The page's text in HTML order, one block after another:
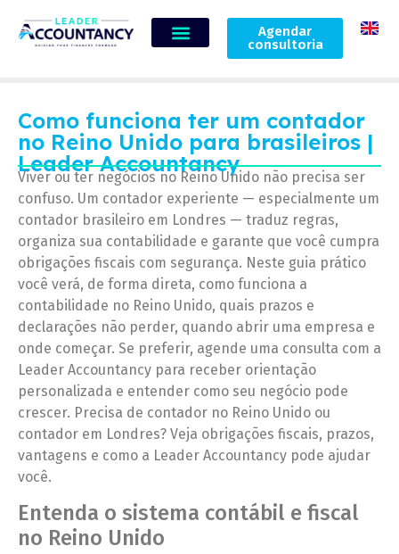
Agendar
consultoria
Como funciona ter um contador
no Reino Unido para brasileiros |
Leader Accountancy
Viver ou ter negócios no Reino Unido não precisa ser
confuso. Um contador experiente — especialmente um
contador brasileiro em Londres — traduz regras,
organiza sua contabilidade e garante que você cumpra
obrigações fiscais com segurança. Neste guia prático
você verá, de forma direta, como funciona a
contabilidade no Reino Unido, quais prazos e
declarações não perder, quando abrir uma empresa e
onde começar. Se preferir, agende uma consulta com a
Leader Accountancy para receber orientação
personalizada e entender como seu negócio pode
crescer. Precisa de contador no Reino Unido ou
contador em Londres? Veja obrigações fiscais, prazos,
vantagens e como a Leader Accountancy pode ajudar
você.
Entenda o sistema contábil e fiscal
no Reino Unido